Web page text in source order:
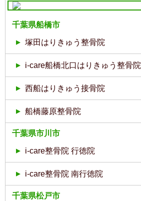
千葉県船橋市
塚田はりきゅう整骨院
i-care船橋北口はりきゅう整骨院
西船はりきゅう接骨院
船橋藤原整骨院
千葉県市川市
i-care整骨院 行徳院
i-care整骨院 南行徳院
千葉県松戸市